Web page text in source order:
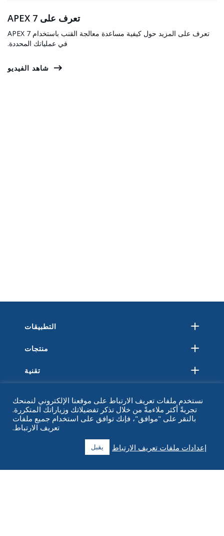
تعرف على APEX 7
تعرف على المزيد حول كيفية مساعدة معالجة القنب باستخدام APEX 7
في عملياتك المحددة.
شاهد الفيديو
التطبيقات
منتجات
تقنية
حول
نستخدم ملفات تعريف الارتباط على موقعنا الإلكتروني لنمنحك
تجربةً أكثر ملاءمةً من خلال تذكر تفضيلاتك وزياراتك المتكررة.
بالنقر على "موافق"، فإنك توافق على استخدام جميع ملفات
تعريف الارتباط.
إعدادات ملفات تعريف الارتباط
يقبل